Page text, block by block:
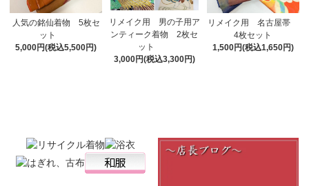
人気の銘仙着物 5枚セ
ット
5,000円(税込5,500円)
リメイク用 男の子用ア
ンティーク着物 2枚セ
ット
3,000円(税込3,300円)
リメイク用 名古屋帯
4枚セット
1,500円(税込1,650円)